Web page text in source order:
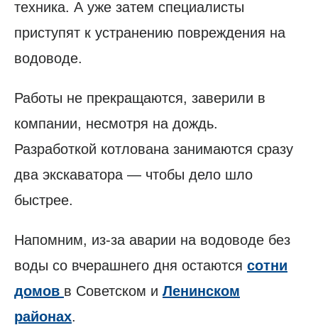
техника. А уже затем специалисты
приступят к устранению повреждения на
водоводе.
Работы не прекращаются, заверили в
компании, несмотря на дождь.
Разработкой котлована занимаются сразу
два экскаватора — чтобы дело шло
быстрее.
Напомним, из-за аварии на водоводе без
воды со вчерашнего дня остаются сотни
домов в Советском и Ленинском
районах.